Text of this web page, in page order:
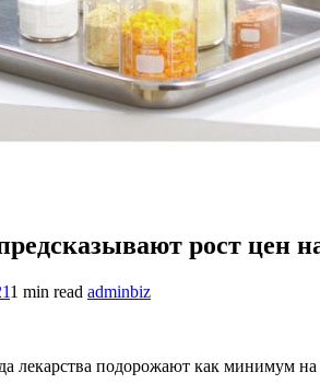
рост цен
1 min read adminbiz
лекарства подорожают как минимум